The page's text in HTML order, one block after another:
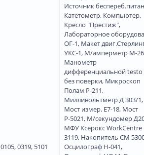
0105, 0319, 5101
Источник
Катетометр, Компьютер,
Кресло "Престиж",
Лабораторное
ОГ-1, Макет
УКС-1, М/амперметр М-
Манометр
дифференциальной testo
без поверки, Микроскоп
Полам Р-211,
Милливольтметр Д 303/1,
Мост измер. Е7-18, Мост
Р-5021, М/секундомер
МФУ Ксерокс WorkCentre
3119, Накопитель СМ
Осцилограф Н-041,